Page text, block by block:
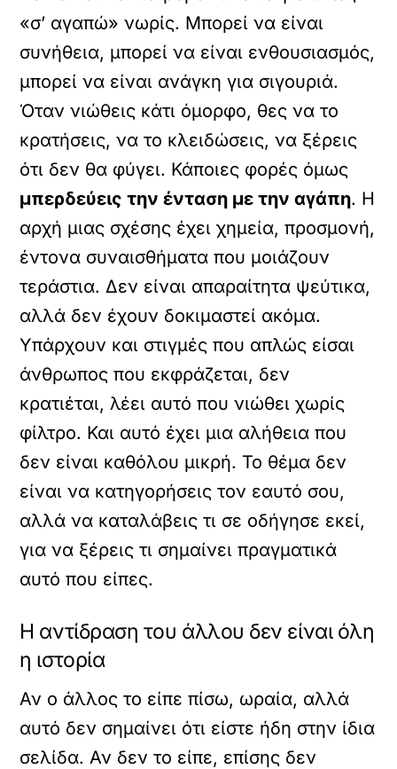
«σ’ αγαπώ» νωρίς. Μπορεί να είναι
συνήθεια, μπορεί να είναι ενθουσιασμός,
μπορεί να είναι ανάγκη για σιγουριά.
Όταν νιώθεις κάτι όμορφο, θες να το
κρατήσεις, να το κλειδώσεις, να ξέρεις
ότι δεν θα φύγει. Κάποιες φορές όμως
μπερδεύεις την ένταση με την αγάπη. Η
αρχή μιας σχέσης έχει χημεία, προσμονή,
έντονα συναισθήματα που μοιάζουν
τεράστια. Δεν είναι απαραίτητα ψεύτικα,
αλλά δεν έχουν δοκιμαστεί ακόμα.
Υπάρχουν και στιγμές που απλώς είσαι
άνθρωπος που εκφράζεται, δεν
κρατιέται, λέει αυτό που νιώθει χωρίς
φίλτρο. Και αυτό έχει μια αλήθεια που
δεν είναι καθόλου μικρή. Το θέμα δεν
είναι να κατηγορήσεις τον εαυτό σου,
αλλά να καταλάβεις τι σε οδήγησε εκεί,
για να ξέρεις τι σημαίνει πραγματικά
αυτό που είπες.
Η αντίδραση του άλλου δεν είναι όλη
η ιστορία
Αν ο άλλος το είπε πίσω, ωραία, αλλά
αυτό δεν σημαίνει ότι είστε ήδη στην ίδια
σελίδα. Αν δεν το είπε, επίσης δεν